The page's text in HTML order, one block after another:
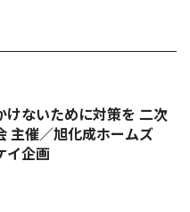
けないために対策を 二次
主催／旭化成ホームズ
イ企画